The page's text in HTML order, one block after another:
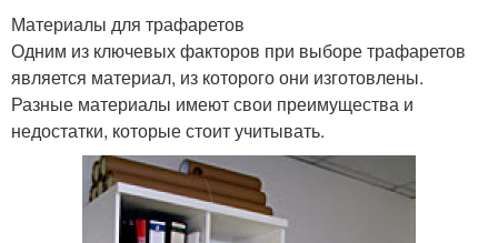
Материалы для трафаретов
Одним из ключевых факторов при выборе трафаретов
является материал, из которого они изготовлены.
Разные материалы имеют свои преимущества и
недостатки, которые стоит учитывать.